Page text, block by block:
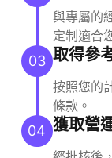
與專屬的
定制適合
03 取得參
按照您的
條款。
04 獲取營